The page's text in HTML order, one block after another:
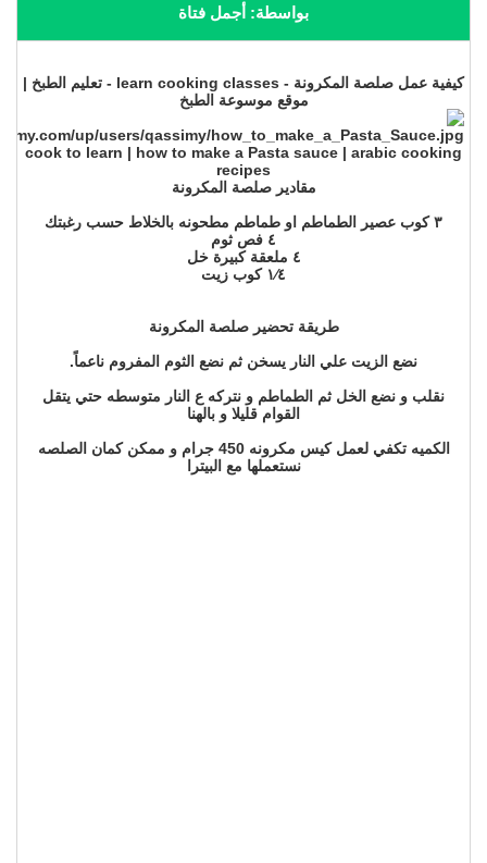
بواسطة: أجمل فتاة
كيفية عمل صلصة المكرونة - learn cooking classes - تعليم الطبخ |
موقع موسوعة الطبخ
cook to learn | how to make a Pasta sauce | arabic cooking
recipes
مقادير صلصة المكرونة
٣ كوب عصير الطماطم او طماطم مطحونه بالخلاط حسب رغبتك
٤ فص ثوم
٤ ملعقة كبيرة خل
١⁄٤ كوب زيت
طريقة تحضير صلصة المكرونة
نضع الزيت علي النار يسخن ثم نضع الثوم المفروم ناعماً.
نقلب و نضع الخل ثم الطماطم و نتركه ع النار متوسطه حتي يتقل
القوام قليلا و بالهنا
الكميه تكفي لعمل كيس مكرونه 450 جرام و ممكن كمان الصلصه
نستعملها مع البيترا